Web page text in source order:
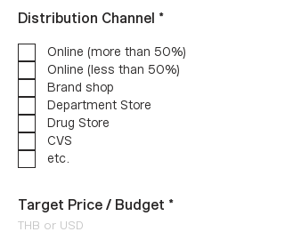
Distribution Channel *B
t
b
u
Online (more than 50%)
Online (less than 50%)
Brand shop
Department Store
Drug Store
CVS
etc.
Target Price / Budget